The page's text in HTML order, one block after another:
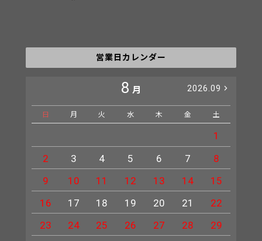
営業日カレンダー
8 月 2026.09
日 月 火 水 木 金 土
1
2
3 4 5 6 7
8
9
10 11 12 13 14
15
16
17 18 19 20 21
22
23
24 25 26 27 28
29